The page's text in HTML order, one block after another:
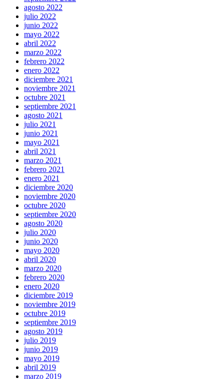
agosto 2022
julio 2022
junio 2022
mayo 2022
abril 2022
marzo 2022
febrero 2022
enero 2022
diciembre 2021
noviembre 2021
octubre 2021
septiembre 2021
agosto 2021
julio 2021
junio 2021
mayo 2021
abril 2021
marzo 2021
febrero 2021
enero 2021
diciembre 2020
noviembre 2020
octubre 2020
septiembre 2020
agosto 2020
julio 2020
junio 2020
mayo 2020
abril 2020
marzo 2020
febrero 2020
enero 2020
diciembre 2019
noviembre 2019
octubre 2019
septiembre 2019
agosto 2019
julio 2019
junio 2019
mayo 2019
abril 2019
marzo 2019